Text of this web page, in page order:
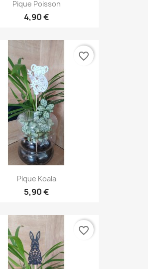
Pique Poisson
4,90 €
Pique Koala
5,90 €
favorite_border
favorite_border